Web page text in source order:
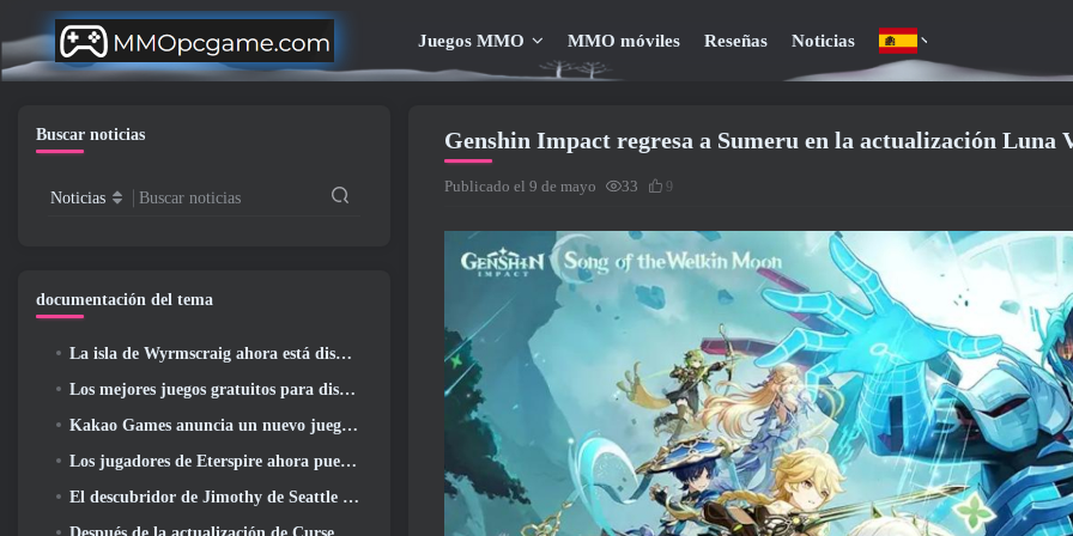
Juegos MMO MMO móviles Reseñas Noticias
Genshin Impact regresa a Sumeru en la actualización Luna
Publicado el 9 de mayo 33 9
Buscar noticias
Noticias Buscar noticias
documentación del tema
La isla de Wyrmscraig ahora está disponible para explorar en RuneScape de la vieja escuela
Los mejores juegos gratuitos para disfrutar con tu equipo (2026)
Kakao Games anuncia un nuevo juego de rol de acción, doncella guardiana
Los jugadores de Eterspire ahora pueden viajar un poco en el tiempo... como regalo
El descubridor de Jimothy de Seattle tiene vínculos con ArenaNet, Por supuesto que lo agregarán a Guild Wars 2